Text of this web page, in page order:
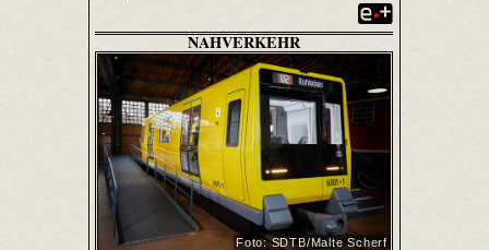
NAHVERKEHR
Foto: SDTB/Malte Scherf